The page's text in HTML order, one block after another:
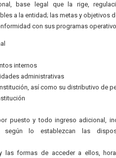
base legal que la rige,
a la entidad; las metas y objetivos
con sus programas
internos
administrativas
así como su distributivo de
puesto y todo ingreso adicional,
según lo establezcan las
las formas de acceder a ellos,